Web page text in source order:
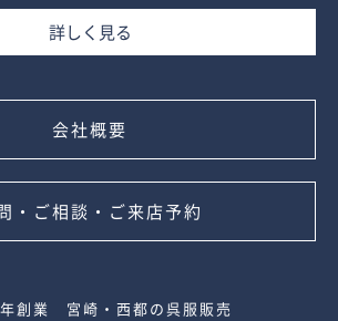
詳しく見る
会社概要
・ご相談・ご来店予約
創業 宮崎・西都の呉服販売